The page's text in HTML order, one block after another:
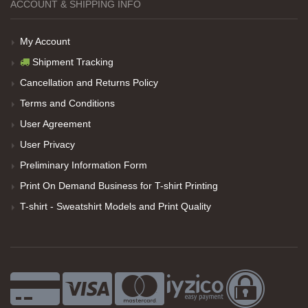
ACCOUNT & SHIPPING INFO
My Account
Shipment Tracking
Cancellation and Returns Policy
Terms and Conditions
User Agreement
User Privacy
Preliminary Information Form
Print On Demand Business for T-shirt Printing
T-shirt - Sweatshirt Models and Print Quality